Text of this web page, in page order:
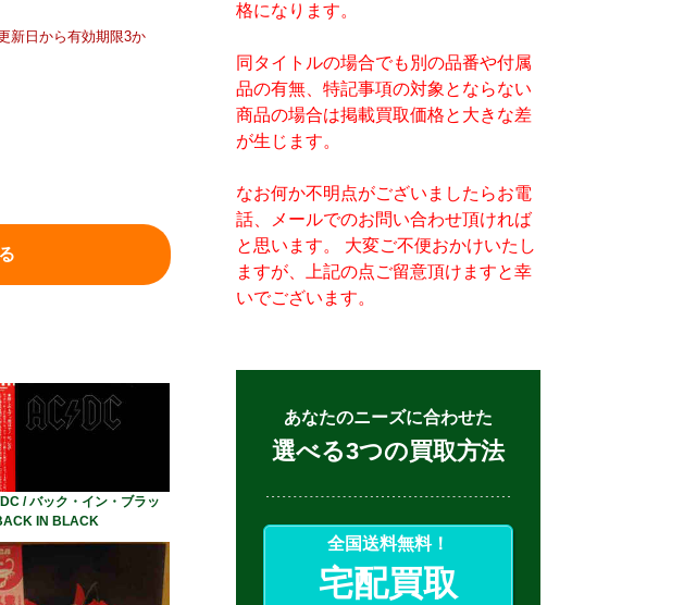
新日から有効期限3か
/ バック・イン・ブラッ
IN BLACK
格になります。
同タイトルの場合でも別の品番や付属
品の有無、特記事項の対象とならない
商品の場合は掲載買取価格と大きな差
が生じます。
なお何か不明点がございましたらお電
話、メールでのお問い合わせ頂ければ
と思います。 大変ご不便おかけいたし
ますが、上記の点ご留意頂けますと幸
いでございます。
あなたのニーズに合わせた
選べる3つの買取方法
全国送料無料！
宅配買取